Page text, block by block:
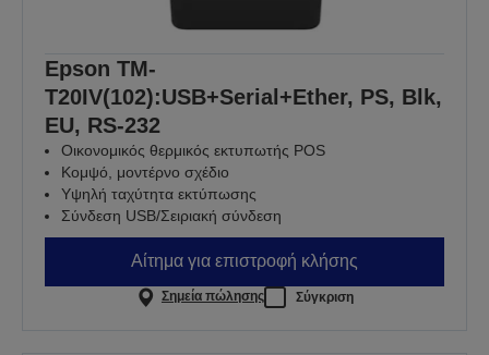
Epson TM-
T20IV(102):USB+Serial+Ether, PS, Blk,
EU, RS-232
Οικονομικός θερμικός εκτυπωτής POS
Κομψό, μοντέρνο σχέδιο
Υψηλή ταχύτητα εκτύπωσης
Σύνδεση USB/Σειριακή σύνδεση
Αίτημα για επιστροφή κλήσης
Σημεία πώλησης Σύγκριση